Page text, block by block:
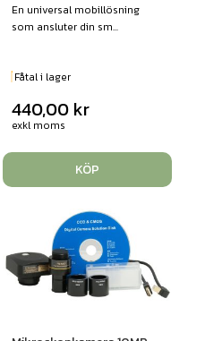
En universal mobillösning
som ansluter din sm...
Fåtal i lager
440,00 kr
exkl moms
KÖP